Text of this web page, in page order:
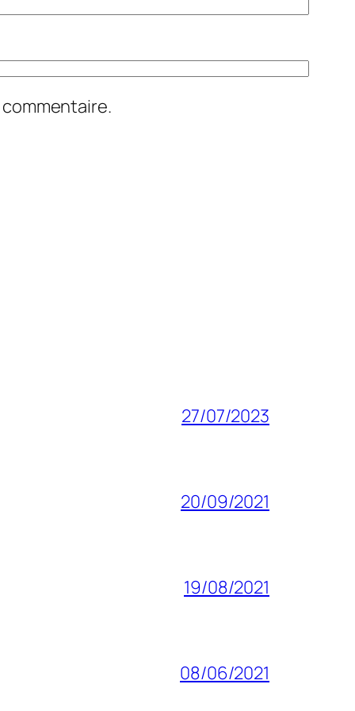
27/07/2023
20/09/2021
19/08/2021
08/06/2021